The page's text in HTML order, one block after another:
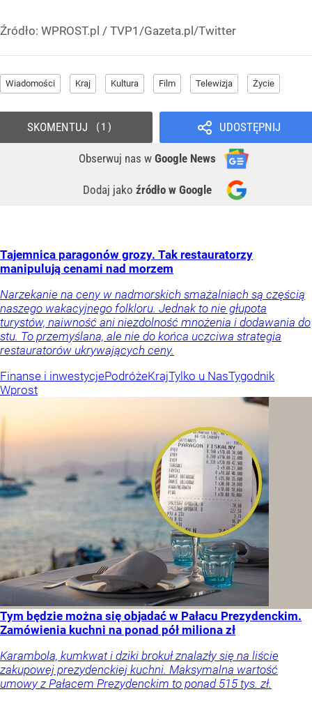
Źródło: WPROST.pl / TVP1/Gazeta.pl/Twitter
Wiadomości Kraj Kultura Film Telewizja Życie
UDOSTĘPNIJ
Obserwuj nas w Google News
Dodaj jako źródło w Google
SKOMENTUJ 1
Tajemnica paragonów grozy. Tak restauratorzy
manipulują cenami nad morzem
Narzekanie na ceny w nadmorskich smażalniach są częścią
naszego wakacyjnego folkloru. Jednak to nie głupota
turystów, naiwność ani niezdolność mnożenia i dodawania do
stu. To przemyślana, ale nie do końca uczciwa strategia
restauratorów ukrywających ceny.
Finanse i inwestycjePodróżeKrajTylko u NasTygodnik
Wprost
Tym będzie można się objadać w Pałacu Prezydenckim.
Zamówienia kuchni na ponad pół miliona zł
Karambola, kumkwat i dziki brokuł znalazły się na liście
zakupowej prezydenckiej kuchni. Maksymalna wartość
umowy z Pałacem Prezydenckim to ponad 515 tys. zł.